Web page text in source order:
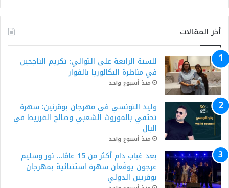
أخر المقالات
للسنة الرابعة على التوالي: تكريم الناجحين
في مناظرة البكالوريا بالفوار
منذ أسبوع واحد
وليد التونسي في مهرجان بوقرنين: سهرة
تحتفي بالموروث الشعبي وصالح الفرزيط في
البال
منذ أسبوع واحد
بعد غياب دام أكثر من 15 عامًا… نور وسليم
عرجون يوقّعان سهرة استثنائية بمهرجان
بوڨرنين الدولي